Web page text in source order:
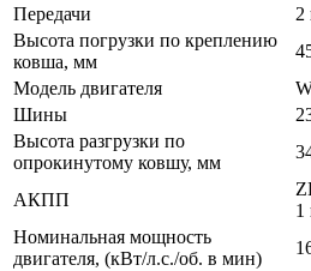
Передачи
2
Высота погрузки по креплению
ковша, мм
Модель двигателя
Шины
Высота разгрузки по
опрокинутому ковшу, мм
АКПП
1
Номинальная мощность
двигателя, (кВт/л.с./об. в мин)